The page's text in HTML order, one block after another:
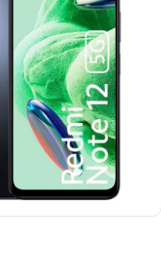
€ neuf